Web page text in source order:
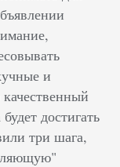
и
достигать
три шага,